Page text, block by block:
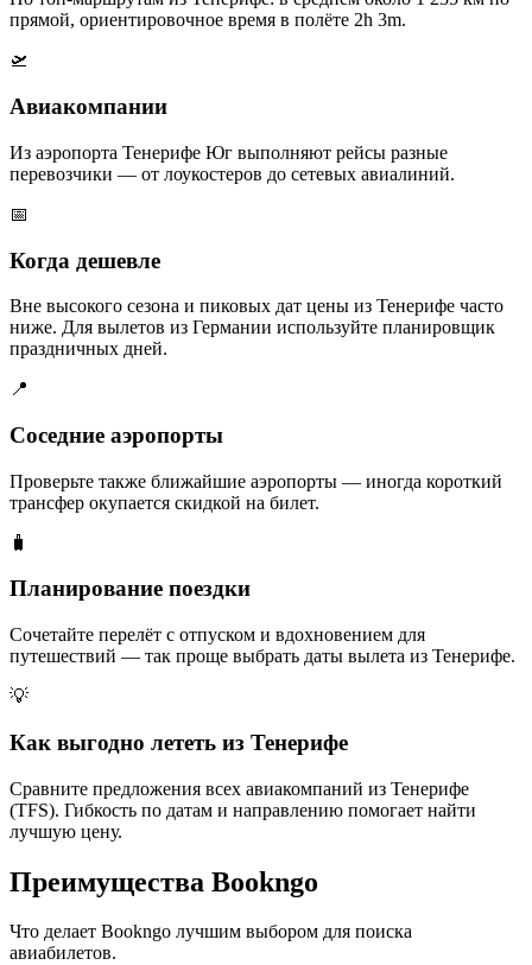
прямой, ориентировочное время в полёте 2h 3m.
🛫
Авиакомпании
Из аэропорта Тенерифе Юг выполняют рейсы разные
перевозчики — от лоукостеров до сетевых авиалиний.
📅
Когда дешевле
Вне высокого сезона и пиковых дат цены из Тенерифе часто
ниже. Для вылетов из Германии используйте планировщик
праздничных дней.
📍
Соседние аэропорты
Проверьте также ближайшие аэропорты — иногда короткий
трансфер окупается скидкой на билет.
🧳
Планирование поездки
Сочетайте перелёт с отпуском и вдохновением для
путешествий — так проще выбрать даты вылета из Тенерифе.
💡
Как выгодно лететь из Тенерифе
Сравните предложения всех авиакомпаний из Тенерифе
(TFS). Гибкость по датам и направлению помогает найти
лучшую цену.
Преимущества Bookngo
Что делает Bookngo лучшим выбором для поиска
авиабилетов.